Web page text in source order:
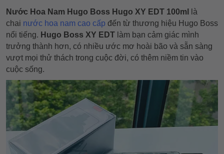
Nước Hoa Nam Hugo Boss Hugo XY EDT 100ml
là
chai nước hoa nam cao cấp đến từ thương hiệu Hugo Boss
nổi tiếng. Hugo Boss XY EDT làm bạn cảm giác mình
trưởng thành hơn, có nhiều ước mơ hoài bão và sẵn sàng
vượt mọi thử thách trong cuộc đời, có thêm niềm tin vào
cuộc sống.